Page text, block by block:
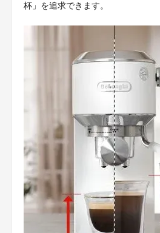
杯」を追求できます。